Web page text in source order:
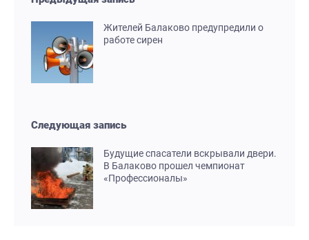
Жителей Балаково предупредили о
работе сирен
Следующая запись
Будущие спасатели вскрывали двери.
В Балаково прошел чемпионат
«Профессионалы»